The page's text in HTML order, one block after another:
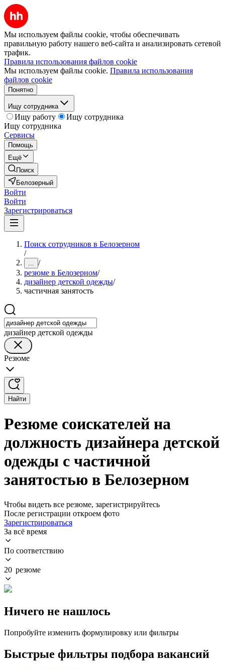
Мы используем файлы cookie, чтобы обеспечивать
правильную работу нашего веб-сайта и анализировать сетевой
трафик.
Правила использования файлов cookie
Мы используем файлы cookie. Правила использования
файлов cookie
Понятно
Ищу сотрудника
Ищу работу
Ищу сотрудника
Ищу сотрудника
Сервисы
Помощь
Ещё
Поиск
Белозерный
Войти
Войти
Зарегистрироваться
Поиск сотрудников в Белозерном
/
... /
резюме в Белозерном/
дизайнер детской одежды/
частичная занятость
дизайнер детской одежды
Резюме
Найти
Резюме соискателей на
должность дизайнера детской
одежды с частичной
занятостью в Белозерном
Чтобы видеть все резюме, зарегистрируйтесь
После регистрации откроем фото
Зарегистрироваться
За всё время
По соответствию
20 резюме
Ничего не нашлось
Попробуйте изменить формулировку или фильтры
Быстрые фильтры подбора вакансий